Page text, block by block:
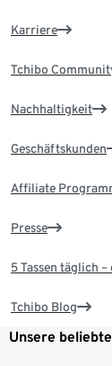
Karriere
Tchibo
Nachhaltigkeit
Geschäftskunden
Affiliate
Presse
5 Tassen täglich
Tchibo Blog
Unsere